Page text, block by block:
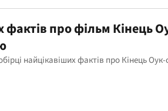
фактів про фільм Кінець
найцікавіших фактів про Кінець Оук-